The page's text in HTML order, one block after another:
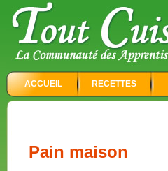
ACCUEIL RECETTES
Pain maison